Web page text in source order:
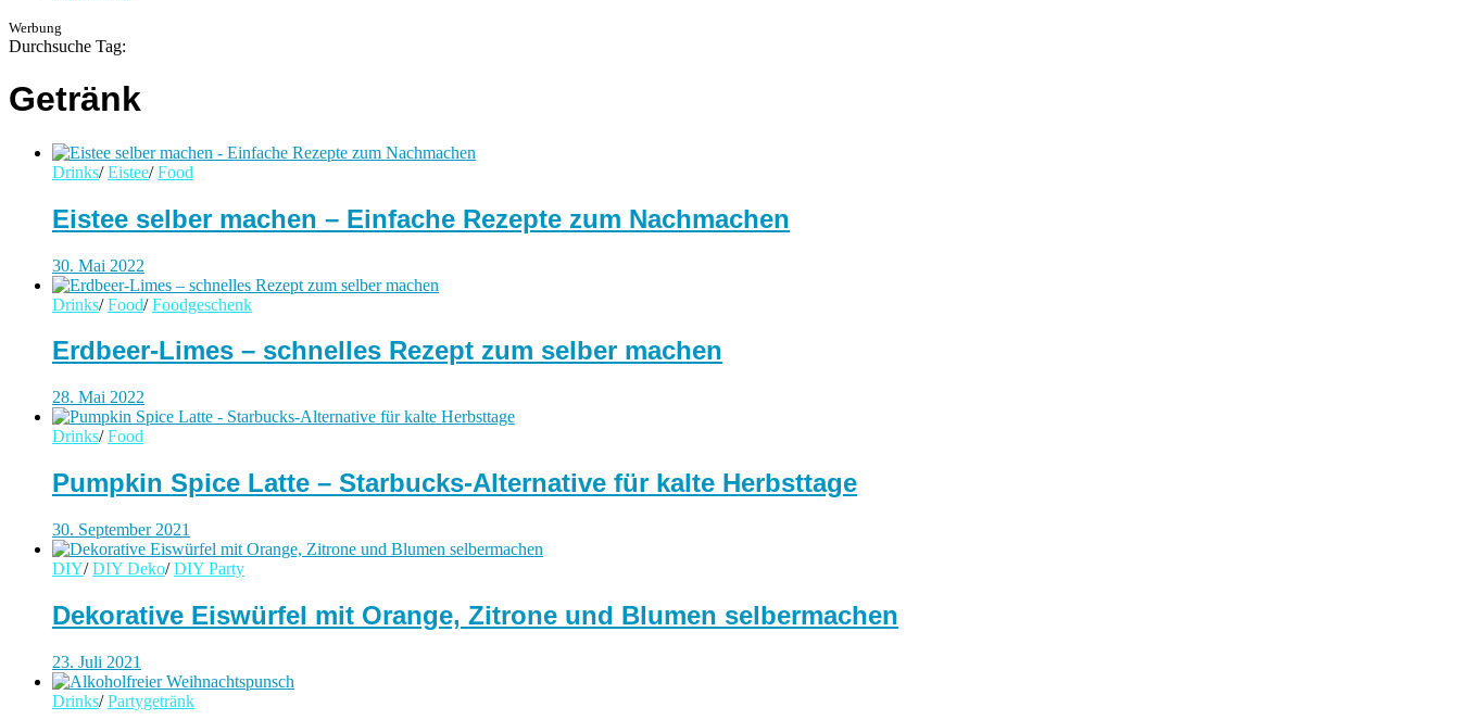
Werbung
Durchsuche Tag:
Getränk
Drinks/ Eistee/ Food
Eistee selber machen – Einfache Rezepte zum Nachmachen
30. Mai 2022
Drinks/ Food/ Foodgeschenk
Erdbeer-Limes – schnelles Rezept zum selber machen
28. Mai 2022
Drinks/ Food
Pumpkin Spice Latte – Starbucks-Alternative für kalte Herbsttage
30. September 2021
DIY/ DIY Deko/ DIY Party
Dekorative Eiswürfel mit Orange, Zitrone und Blumen selbermachen
23. Juli 2021
Drinks/ Partygetränk